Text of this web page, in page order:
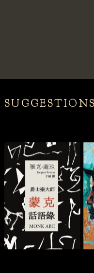
SUGGESTIONS